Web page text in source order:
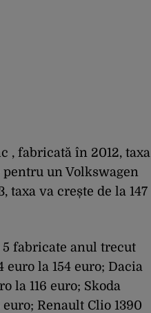
, fabricată în 2012, taxa
pentru un Volkswagen
va crește de la 147
fabricate anul trecut
euro la 154 euro; Dacia
la 116 euro; Skoda
euro; Renault Clio 1390